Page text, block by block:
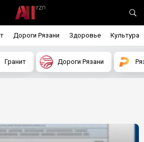
Дороги Рязани Здоровье Культура
Гранит Дороги Рязани